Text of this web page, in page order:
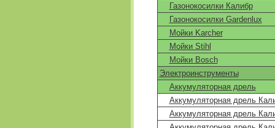
Газонокосилки Калибр
Газонокосилки Gardenlux
Мойки Karcher
Мойки Stihl
Мойки Bosch
Электроинструменты
Аккумуляторная дрель
Аккумуляторная дрель
Аккумуляторная дрель